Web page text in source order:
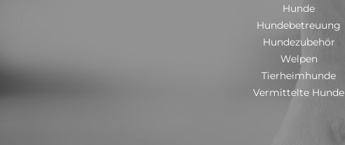
Hunde
Hundebetreuung
Hundezubehör
Welpen
Tierheimhunde
Vermittelte Hunde